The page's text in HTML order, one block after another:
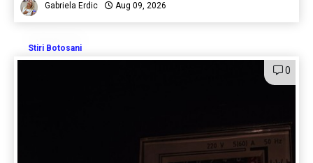
Gabriela Erdic Aug 09, 2026
Stiri Botosani
0